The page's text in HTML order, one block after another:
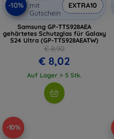
-10%
mit
Gutschein
EXTRA10
Samsung GP-TTS928AEA
gehärtetes Schutzglas für Galaxy
S24 Ultra (GP-TTS928AEATW)
€ 8,90
€ 8,02
Auf Lager > 5 Stk.
-10%